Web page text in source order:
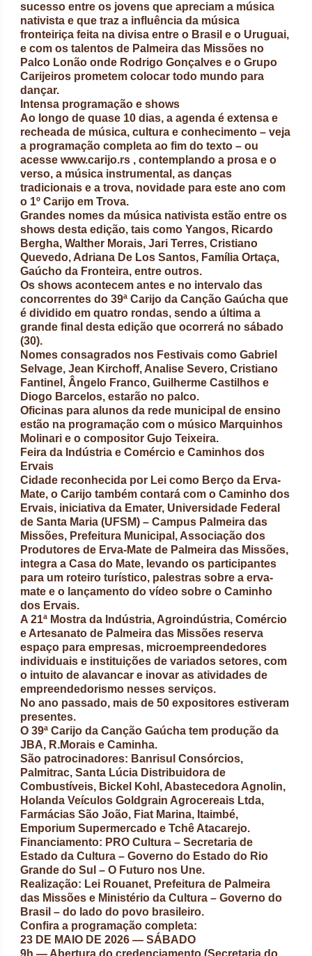
sucesso entre os jovens que apreciam a música
nativista e que traz a influência da música
fronteiriça feita na divisa entre o Brasil e o Uruguai,
e com os talentos de Palmeira das Missões no
Palco Lonão onde Rodrigo Gonçalves e o Grupo
Carijeiros prometem colocar todo mundo para
dançar.
Intensa programação e shows
Ao longo de quase 10 dias, a agenda é extensa e
recheada de música, cultura e conhecimento – veja
a programação completa ao fim do texto – ou
acesse www.carijo.rs , contemplando a prosa e o
verso, a música instrumental, as danças
tradicionais e a trova, novidade para este ano com
o 1º Carijo em Trova.
Grandes nomes da música nativista estão entre os
shows desta edição, tais como Yangos, Ricardo
Bergha, Walther Morais, Jari Terres, Cristiano
Quevedo, Adriana De Los Santos, Família Ortaça,
Gaúcho da Fronteira, entre outros.
Os shows acontecem antes e no intervalo das
concorrentes do 39ª Carijo da Canção Gaúcha que
é dividido em quatro rondas, sendo a última a
grande final desta edição que ocorrerá no sábado
(30).
Nomes consagrados nos Festivais como Gabriel
Selvage, Jean Kirchoff, Analise Severo, Cristiano
Fantinel, Ângelo Franco, Guilherme Castilhos e
Diogo Barcelos, estarão no palco.
Oficinas para alunos da rede municipal de ensino
estão na programação com o músico Marquinhos
Molinari e o compositor Gujo Teixeira.
Feira da Indústria e Comércio e Caminhos dos
Ervais
Cidade reconhecida por Lei como Berço da Erva-
Mate, o Carijo também contará com o Caminho dos
Ervais, iniciativa da Emater, Universidade Federal
de Santa Maria (UFSM) – Campus Palmeira das
Missões, Prefeitura Municipal, Associação dos
Produtores de Erva-Mate de Palmeira das Missões,
integra a Casa do Mate, levando os participantes
para um roteiro turístico, palestras sobre a erva-
mate e o lançamento do vídeo sobre o Caminho
dos Ervais.
A 21ª Mostra da Indústria, Agroindústria, Comércio
e Artesanato de Palmeira das Missões reserva
espaço para empresas, microempreendedores
individuais e instituições de variados setores, com
o intuito de alavancar e inovar as atividades de
empreendedorismo nesses serviços.
No ano passado, mais de 50 expositores estiveram
presentes.
O 39ª Carijo da Canção Gaúcha tem produção da
JBA, R.Morais e Caminha.
São patrocinadores: Banrisul Consórcios,
Palmitrac, Santa Lúcia Distribuidora de
Combustíveis, Bickel Kohl, Abastecedora Agnolin,
Holanda Veículos Goldgrain Agrocereais Ltda,
Farmácias São João, Fiat Marina, Itaimbé,
Emporium Supermercado e Tchê Atacarejo.
Financiamento: PRO Cultura – Secretaria de
Estado da Cultura – Governo do Estado do Rio
Grande do Sul – O Futuro nos Une.
Realização: Lei Rouanet, Prefeitura de Palmeira
das Missões e Ministério da Cultura – Governo do
Brasil – do lado do povo brasileiro.
Confira a programação completa:
23 DE MAIO DE 2026 — SÁBADO